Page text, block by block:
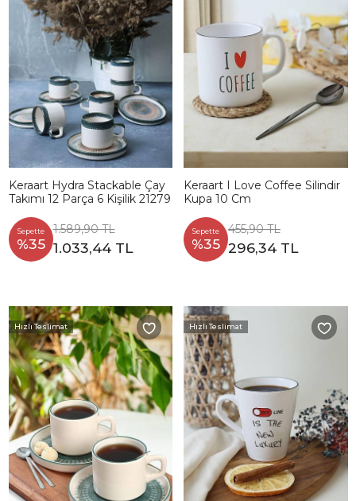
Keraart Hydra Stackable Çay
Takımı 12 Parça 6 Kişilik 21279
Sepette
%35
1.589,90 TL
1.033,44 TL
Keraart I Love Coffee Silindir
Kupa 10 Cm
Sepette
%35
455,90 TL
296,34 TL
Hızlı Teslimat Hızlı Teslimat